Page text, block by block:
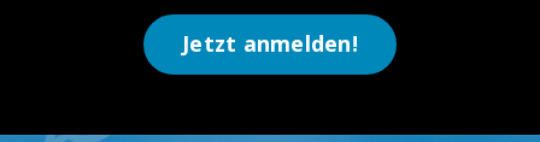
Jetzt anmelden!